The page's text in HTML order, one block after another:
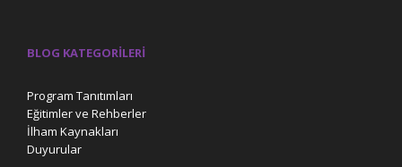
BLOG KATEGORILERI
Program Tanıtımları
Eğitimler ve Rehberler
İlham Kaynakları
Duyurular